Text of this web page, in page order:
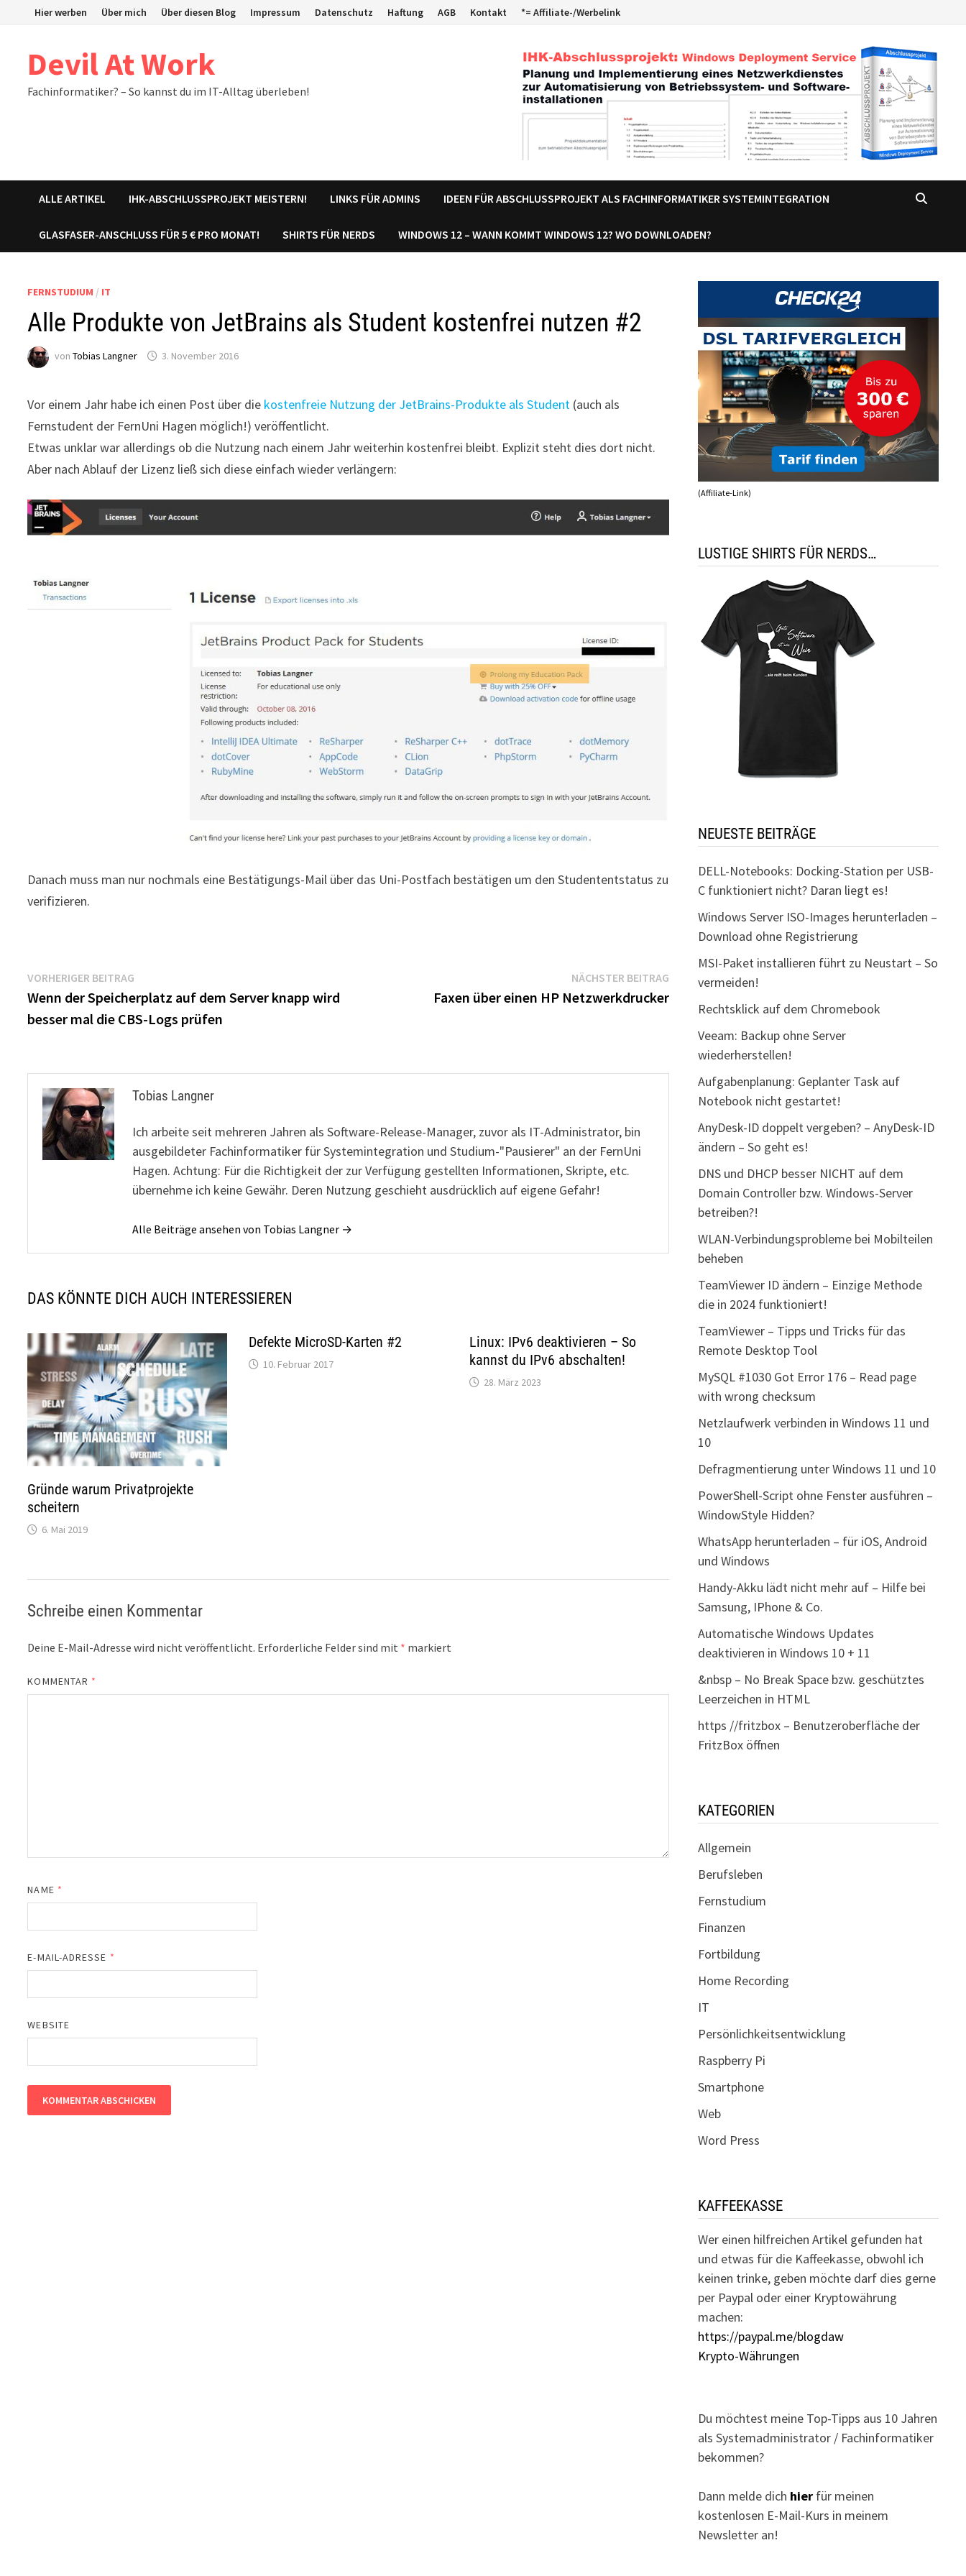
Hier werben Über mich Über diesen Blog Impressum Datenschutz Haftung AGB Kontakt *= Affiliate-/Werbelink
Devil At Work
Fachinformatiker? – So kannst du im IT-Alltag überleben!
ALLE ARTIKEL IHK-ABSCHLUSSPROJEKT MEISTERN! LINKS FÜR ADMINS IDEEN FÜR ABSCHLUSSPROJEKT ALS FACHINFORMATIKER SYSTEMINTEGRATION
GLASFASER-ANSCHLUSS FÜR 5 € PRO MONAT! SHIRTS FÜR NERDS WINDOWS 12 – WANN KOMMT WINDOWS 12? WO DOWNLOADEN?
FERNSTUDIUM / IT
Alle Produkte von JetBrains als Student kostenfrei nutzen #2
vonTobias Langner 3. November 2016
Vor einem Jahr habe ich einen Post über die kostenfreie Nutzung der JetBrains-Produkte als Student (auch als
Fernstudent der FernUni Hagen möglich!) veröffentlicht.
Etwas unklar war allerdings ob die Nutzung nach einem Jahr weiterhin kostenfrei bleibt. Explizit steht dies dort nicht.
Aber nach Ablauf der Lizenz ließ sich diese einfach wieder verlängern:
Danach muss man nur nochmals eine Bestätigungs-Mail über das Uni-Postfach bestätigen um den Studententstatus zu
verifizieren.
Beitragsnavigation
VORHERIGER BEITRAG
Beitrag:
Wenn der Speicherplatz auf dem Server knapp wird
besser mal die CBS-Logs prüfen
NÄCHSTER BEITRAGNächster
Beitrag:
Faxen über einen HP Netzwerkdrucker
Tobias Langner
Ich arbeite seit mehreren Jahren als Software-Release-Manager, zuvor als IT-Administrator, bin
ausgebildeter Fachinformatiker für Systemintegration und Studium-"Pausierer" an der FernUni
Hagen. Achtung: Für die Richtigkeit der zur Verfügung gestellten Informationen, Skripte, etc.
übernehme ich keine Gewähr. Deren Nutzung geschieht ausdrücklich auf eigene Gefahr!
Alle Beiträge ansehen von Tobias Langner →
DAS KÖNNTE DICH AUCH INTERESSIEREN
Gründe warum Privatprojekte
scheitern
6. Mai 2019
Defekte MicroSD-Karten #2
10. Februar 2017
Linux: IPv6 deaktivieren – So
kannst du IPv6 abschalten!
28. März 2023
Schreibe einen Kommentar
Deine E-Mail-Adresse wird nicht veröffentlicht. Erforderliche Felder sind mit * markiert
KOMMENTAR *
NAME *
E-MAIL-ADRESSE *
WEBSITE
(Affiliate-Link)
LUSTIGE SHIRTS FÜR NERDS…
NEUESTE BEITRÄGE
DELL-Notebooks: Docking-Station per USB-
C funktioniert nicht? Daran liegt es!
Windows Server ISO-Images herunterladen –
Download ohne Registrierung
MSI-Paket installieren führt zu Neustart – So
vermeiden!
Rechtsklick auf dem Chromebook
Veeam: Backup ohne Server
wiederherstellen!
Aufgabenplanung: Geplanter Task auf
Notebook nicht gestartet!
AnyDesk-ID doppelt vergeben? – AnyDesk-ID
ändern – So geht es!
DNS und DHCP besser NICHT auf dem
Domain Controller bzw. Windows-Server
betreiben?!
WLAN-Verbindungsprobleme bei Mobilteilen
beheben
TeamViewer ID ändern – Einzige Methode
die in 2024 funktioniert!
TeamViewer – Tipps und Tricks für das
Remote Desktop Tool
MySQL #1030 Got Error 176 – Read page
with wrong checksum
Netzlaufwerk verbinden in Windows 11 und
10
Defragmentierung unter Windows 11 und 10
PowerShell-Script ohne Fenster ausführen –
WindowStyle Hidden?
WhatsApp herunterladen – für iOS, Android
und Windows
Handy-Akku lädt nicht mehr auf – Hilfe bei
Samsung, IPhone & Co.
Automatische Windows Updates
deaktivieren in Windows 10 + 11
&nbsp – No Break Space bzw. geschütztes
Leerzeichen in HTML
https //fritzbox – Benutzeroberfläche der
FritzBox öffnen
KATEGORIEN
Allgemein
Berufsleben
Fernstudium
Finanzen
Fortbildung
Home Recording
IT
Persönlichkeitsentwicklung
Raspberry Pi
Smartphone
Web
Word Press
KAFFEEKASSE
Wer einen hilfreichen Artikel gefunden hat
und etwas für die Kaffeekasse, obwohl ich
keinen trinke, geben möchte darf dies gerne
per Paypal oder einer Kryptowährung
machen:
https://paypal.me/blogdaw
Krypto-Währungen
Du möchtest meine Top-Tipps aus 10 Jahren
als Systemadministrator / Fachinformatiker
bekommen?
Dann melde dich hierfür meinen
kostenlosen E-Mail-Kurs in meinem
Newsletter an!